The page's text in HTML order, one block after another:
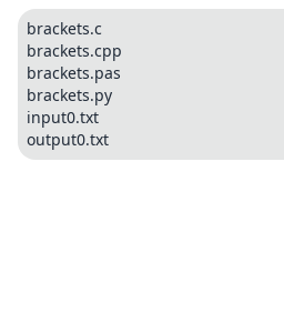
brackets.c
brackets.cpp
brackets.pas
brackets.py
input0.txt
output0.txt